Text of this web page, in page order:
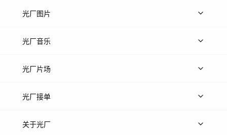
上传视频
光厂图片
上传图片
光厂音乐
热门音乐
光厂片场
上传案例
光厂接单
上架服务
关于光厂